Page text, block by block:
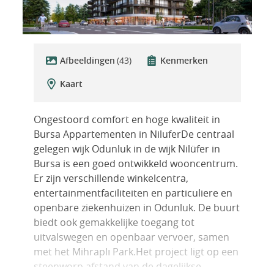
Afbeeldingen (43)
Kenmerken
Kaart
Ongestoord comfort en hoge kwaliteit in
Bursa Appartementen in NiluferDe centraal
gelegen wijk Odunluk in de wijk Nilüfer in
Bursa is een goed ontwikkeld wooncentrum.
Er zijn verschillende winkelcentra,
entertainmentfaciliteiten en particuliere en
openbare ziekenhuizen in Odunluk. De buurt
biedt ook gemakkelijke toegang tot
uitvalswegen en openbaar vervoer, samen
met het Mihraplı Park.Het project ligt op een